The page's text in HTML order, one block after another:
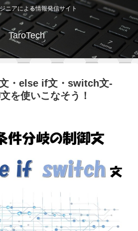
ニアによる情報発信サイト
TaroTech
・else if文・switch文-
を使いこなそう！